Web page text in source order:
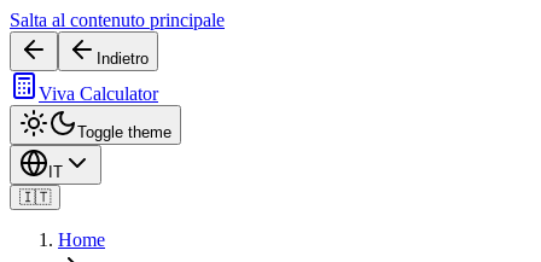
Salta al contenuto principale
Indietro
Viva Calculator
Toggle theme
IT
🇮🇹
Home